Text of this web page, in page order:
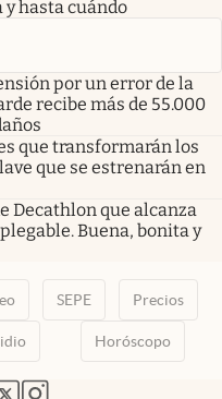
hasta cuándo
por un error de la
recibe más de 55.000
que transformarán los
que se estrenarán en
Decathlon que alcanza
Buena, bonita y
SEPE Precios
Horóscopo
pestaña
nueva pestaña
en nueva pestaña
abre en nueva pestaña
abre en nueva pestaña